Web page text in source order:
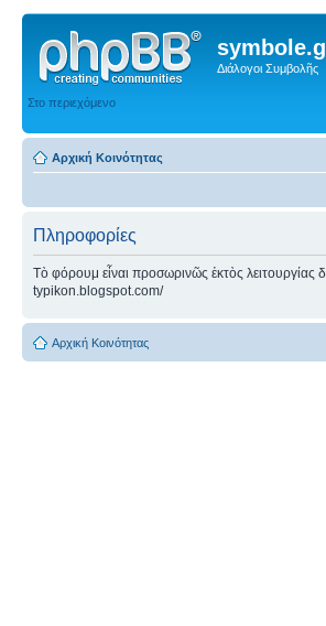
Διάλογοι Συμβολῆς
Στο περιεχόμενο
Αρχική Κοινότητας
Πληροφορίες
Τὸ φόρουμ εἶναι προσωρινῶς ἐκτὸς
typikon.blogspot.com/
Αρχική Κοινότητας